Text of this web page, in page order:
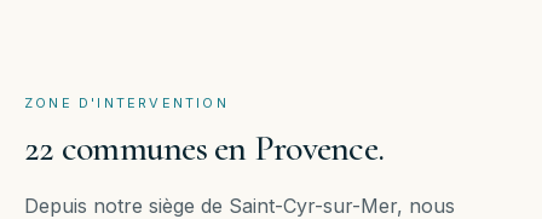
ZONE D'INTERVENTION
22 communesen Provence.
Depuis notre siège de Saint-Cyr-sur-Mer, nous